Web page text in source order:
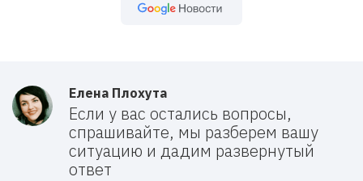
Елена Плохута
Если у вас остались вопросы,
спрашивайте, мы разберем вашу
ситуацию и дадим развернутый
ответ